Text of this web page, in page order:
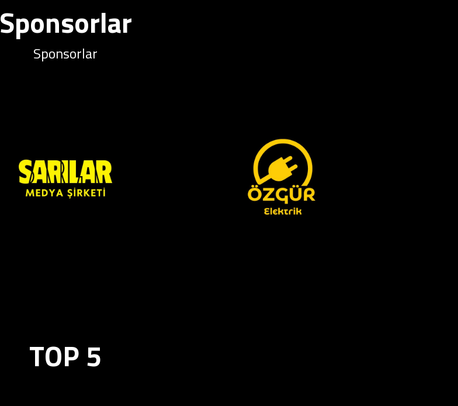
Sponsorlar
Sponsorlar
TOP 5